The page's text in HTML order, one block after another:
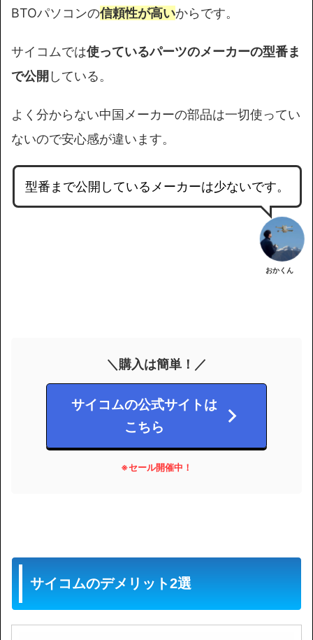
BTOパソコンの信頼性が高いからです。
サイコムでは使っているパーツのメーカーの型番ま
で公開 している。
よく分からない中国メーカーの部品は一切使ってい
ないので安心感が違います。
型番まで公開しているメーカーは少ないです。
おかくん
＼購入は簡単！／
サイコムの公式サイトは
こちら
※セール開催中！
サイコムのデメリット2選